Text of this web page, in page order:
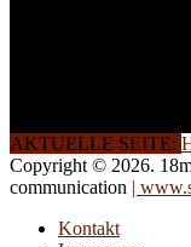
AKTUELLE SEITE:
Copyright © 2026.
communication |
Kontakt